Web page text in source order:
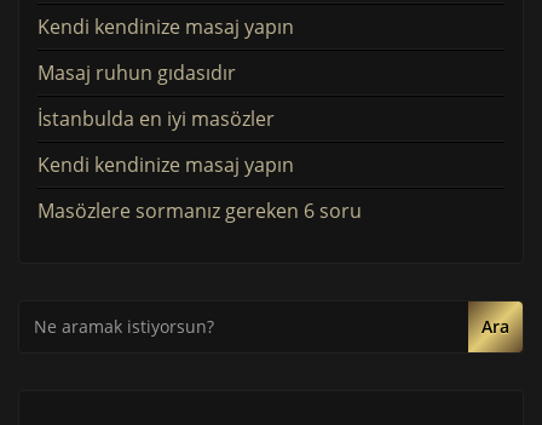
Kendi kendinize masaj yapın
Masaj ruhun gıdasıdır
İstanbulda en iyi masözler
Kendi kendinize masaj yapın
Masözlere sormanız gereken 6 soru
Ara